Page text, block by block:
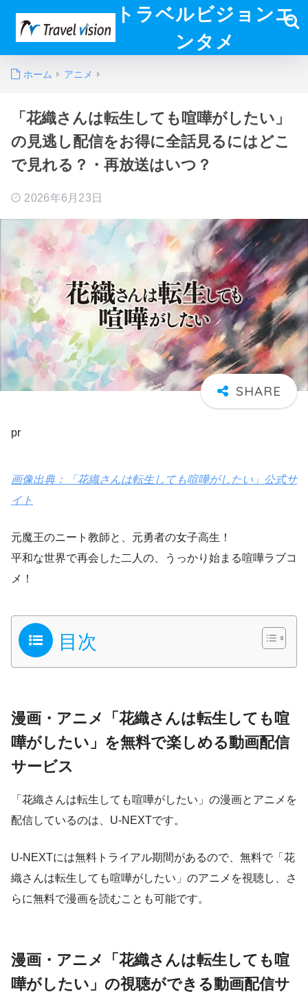
トラベルビジョンエ
ンタメ
ホーム アニメ
「花織さんは転生しても喧嘩がしたい」
の見逃し配信をお得に全話見るにはどこ
で見れる？・再放送はいつ？
2026年6月23日
pr
画像出典：「花織さんは転生しても喧嘩がしたい」公式サ
イト
元魔王のニート教師と、元勇者の女子高生！
平和な世界で再会した二人の、うっかり始まる喧嘩ラブコ
メ！
目次
漫画・アニメ「花織さんは転生しても喧
嘩がしたい」を無料で楽しめる動画配信
サービス
「花織さんは転生しても喧嘩がしたい」の漫画とアニメを
配信しているのは、U-NEXTです。
U-NEXTには無料トライアル期間があるので、無料で「花
織さんは転生しても喧嘩がしたい」のアニメを視聴し、さ
らに無料で漫画を読むことも可能です。
漫画・アニメ「花織さんは転生しても喧
嘩がしたい」の視聴ができる動画配信サ